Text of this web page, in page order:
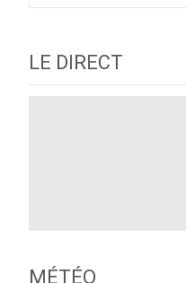
LE DIRECT
MÉTÉO